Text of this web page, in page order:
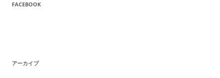
FACEBOOK
アーカイブ